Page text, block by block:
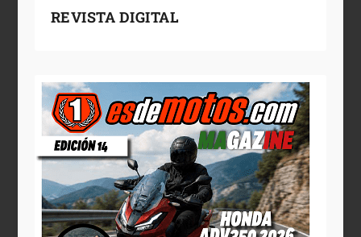
REVISTA DIGITAL